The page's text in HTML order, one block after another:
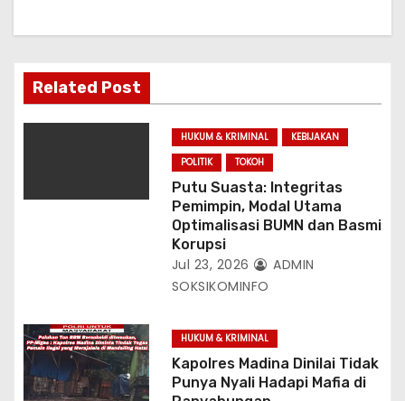
s
Related Post
HUKUM & KRIMINAL
KEBIJAKAN
POLITIK
TOKOH
Putu Suasta: Integritas
Pemimpin, Modal Utama
Optimalisasi BUMN dan Basmi
Korupsi
Jul 23, 2026
ADMIN
SOKSIKOMINFO
HUKUM & KRIMINAL
Kapolres Madina Dinilai Tidak
Punya Nyali Hadapi Mafia di